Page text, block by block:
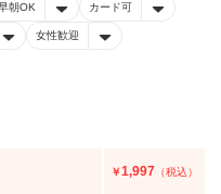
朝OK カード可
女性歓迎
￥1,997 （税込）